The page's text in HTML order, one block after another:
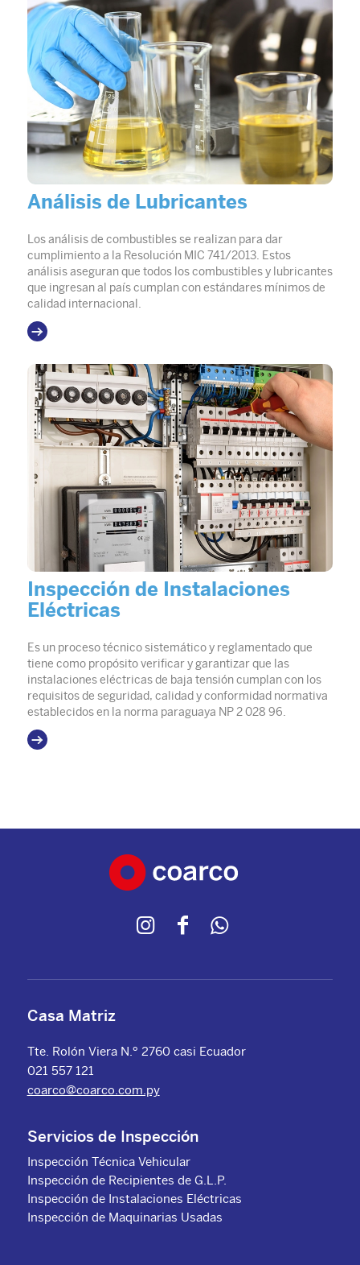
Análisis de Lubricantes
Los análisis de combustibles se realizan para dar
cumplimiento a la Resolución MIC 741/2013. Estos
análisis aseguran que todos los combustibles y lubricantes
que ingresan al país cumplan con estándares mínimos de
calidad internacional.
Inspección de Instalaciones
Eléctricas
Es un proceso técnico sistemático y reglamentado que
tiene como propósito verificar y garantizar que las
instalaciones eléctricas de baja tensión cumplan con los
requisitos de seguridad, calidad y conformidad normativa
establecidos en la norma paraguaya NP 2 028 96.
Casa Matriz
Tte. Rolón Viera N.º 2760 casi Ecuador
021 557 121
coarco@coarco.com.py
Servicios de Inspección
Inspección Técnica Vehicular
Inspección de Recipientes de G.L.P.
Inspección de Instalaciones Eléctricas
Inspección de Maquinarias Usadas